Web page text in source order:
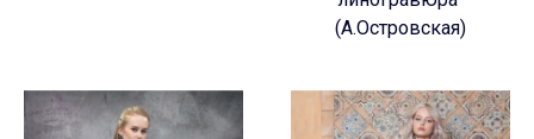
(А.Островская)